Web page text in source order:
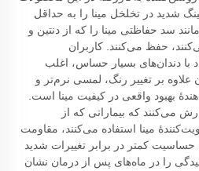
شدید در تخلخل مینا را به حداقل
سد حفاظتی مینا را که از دنتین و
حفظ می‌کنند. کاربران
با دندان‌های بسیار حساس، اغلب
بر تغییر رنگ، لمسی نرم‌تر و
بهبود واقعی در کیفیت مینا است.
می‌کنند که بیمارانی که از
مینا استفاده می‌کنند، مقاومت
حساسیت کمتر در برابر تغییرات شدید
را در ماه‌های پس از درمان نشان